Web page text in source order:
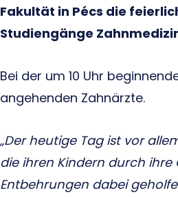
Fakultät in Pécs die
Studiengänge
Bei der um 10 Uhr
angehenden Zahnärzte.
„Der heutige Tag ist vor
die ihren Kindern durch ihre
Entbehrungen dabei